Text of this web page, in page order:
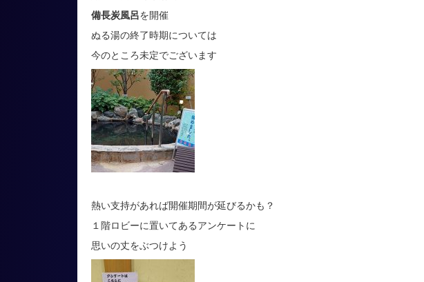
備長炭風呂を開催
ぬる湯の終了時期については
今のところ未定でございます
熱い支持があれば開催期間が延びるかも？
１階ロビーに置いてあるアンケートに
思いの丈をぶつけよう